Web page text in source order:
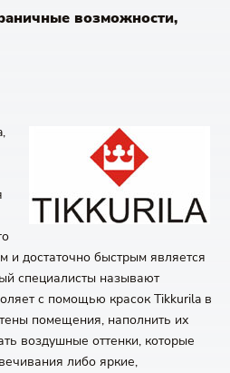
возможности,
и достаточно быстрым является
специалисты называют
с помощью красок Tikkurila в
помещения, наполнить их
воздушные оттенки, которые
либо яркие,